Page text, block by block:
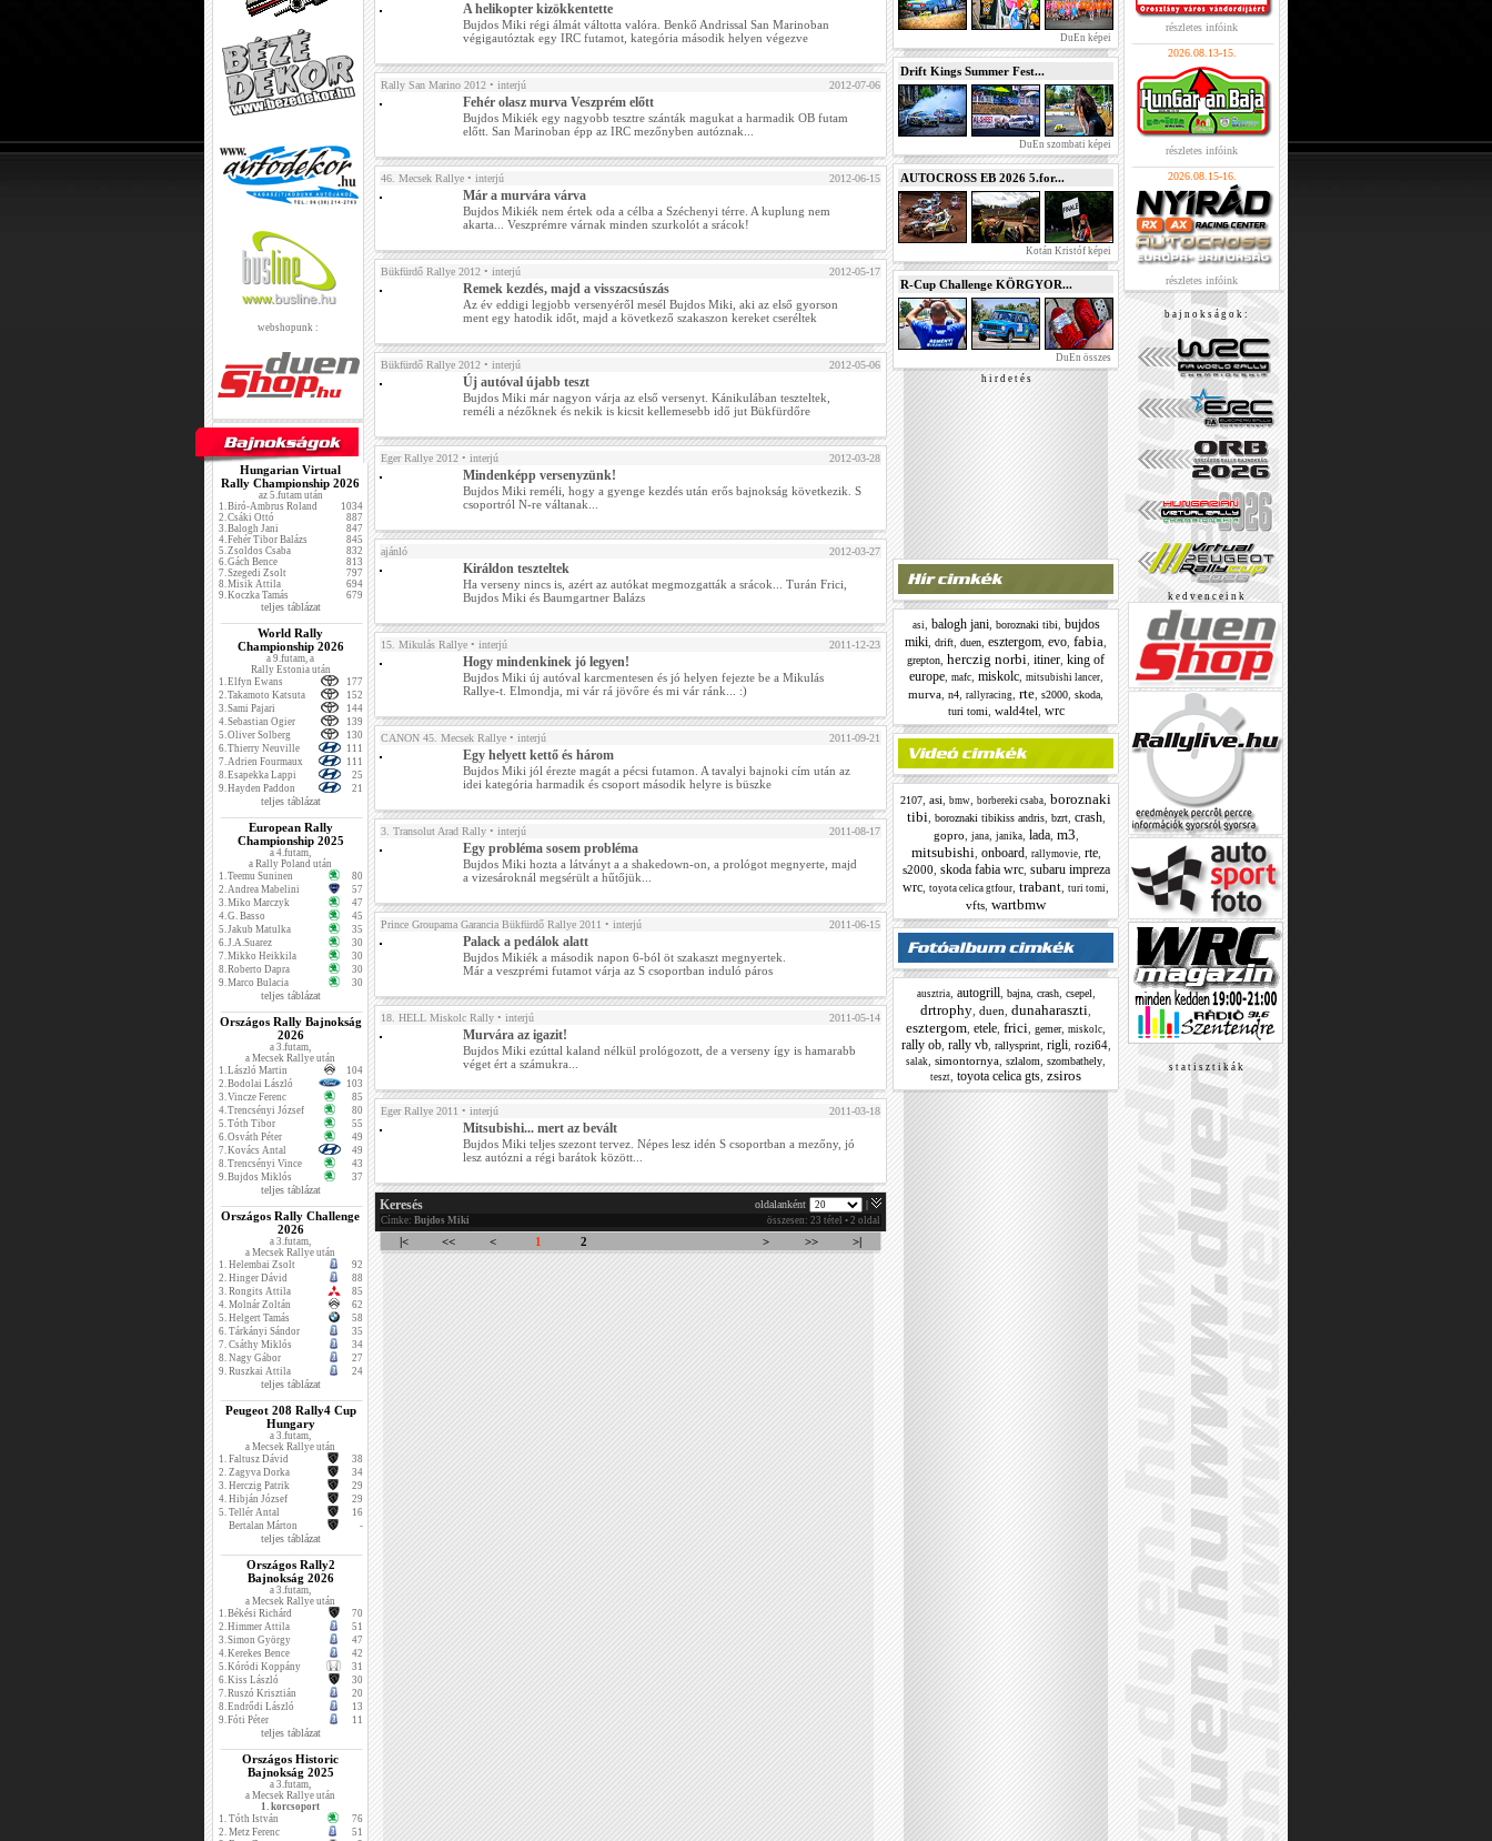
webshopunk :
Hungarian Virtual
Rally Championship 2026
az 5.futam után
1.Biró-Ambrus Roland
1034
2.Csáki Ottó
887
3.Balogh Jani
847
4.Fehér Tibor Balázs
845
5.Zsoldos Csaba
832
6.Gách Bence
813
7.Szegedi Zsolt
797
8.Misik Attila
694
9.Koczka Tamás 679
teljes táblázat
World Rally
Championship 2026
a 9.futam, a
Rally Estonia után
1.Elfyn Ewans
177
2.Takamoto Katsuta
152
3.Sami Pajari
144
4.Sebastian Ogier
139
5.Oliver Solberg
130
6.Thierry Neuville
111
7.Adrien Fourmaux
111
8.Esapekka Lappi
25
9.Hayden Paddon 21
teljes táblázat
European Rally
Championship 2025
a 4.futam,
a Rally Poland után
1.Teemu Suninen
80
2.Andrea Mabelini
57
3.Miko Marczyk
47
4.G. Basso
45
5.Jakub Matulka
35
6.J.A.Suarez
30
7.Mikko Heikkila
30
8.Roberto Dapra
30
9.Marco Bulacia 30
teljes táblázat
Országos Rally Bajnokság
2026
a 3.futam,
a Mecsek Rallye után
1.László Martin
104
2.Bodolai László
103
3.Vincze Ferenc
85
4.Trencsényi József
80
5.Tóth Tibor
55
6.Osváth Péter
49
7.Kovács Antal
49
8.Trencsényi Vince
43
9.Bujdos Miklós 37
teljes táblázat
Országos Rally Challenge
2026
a 3.futam,
a Mecsek Rallye után
1. Helembai Zsolt
92
2. Hinger Dávid
88
3. Rongits Attila
85
4. Molnár Zoltán
62
5. Helgert Tamás
58
6. Tárkányi Sándor
35
7. Csáthy Miklós
34
8. Nagy Gábor
27
9. Ruszkai Attila 24
teljes táblázat
Peugeot 208 Rally4 Cup
Hungary
a 3.futam,
a Mecsek Rallye után
1. Faltusz Dávid
38
2. Zagyva Dorka
34
3. Herczig Patrik
29
4. Hibján József
29
5. Tellér Antal
16
Bertalan Márton
-
teljes táblázat
Országos Rally2
Bajnokság 2026
a 3.futam,
a Mecsek Rallye után
1.Békési Richárd
70
2.Himmer Attila
51
3.Simon György
47
4.Kerekes Bence
42
5.Kóródi Koppány
31
6.Kiss László
30
7.Ruszó Krisztián
20
8.Endrődi László
13
9.Fóti Péter 11
teljes táblázat
Országos Historic
Bajnokság 2025
a 3.futam,
a Mecsek Rallye után
1. korcsoport
1. Tóth István
76
2. Metz Ferenc
51
A helikopter kizökkentette
Bujdos Miki régi álmát váltotta valóra. Benkő Andrissal San Marinoban
végigautóztak egy IRC futamot, kategória második helyen végezve
Rally San Marino 2012 • interjú 2012-07-06
Fehér olasz murva Veszprém előtt
Bujdos Mikiék egy nagyobb tesztre szánták magukat a harmadik OB futam
előtt. San Marinoban épp az IRC mezőnyben autóznak...
46. Mecsek Rallye • interjú 2012-06-15
Már a murvára várva
Bujdos Mikiék nem értek oda a célba a Széchenyi térre. A kuplung nem
akarta... Veszprémre várnak minden szurkolót a srácok!
Bükfürdő Rallye 2012 • interjú 2012-05-17
Remek kezdés, majd a visszacsúszás
Az év eddigi legjobb versenyéről mesél Bujdos Miki, aki az első gyorson
ment egy hatodik időt, majd a következő szakaszon kereket cseréltek
Bükfürdő Rallye 2012 • interjú 2012-05-06
Új autóval újabb teszt
Bujdos Miki már nagyon várja az első versenyt. Kánikulában teszteltek,
reméli a nézőknek és nekik is kicsit kellemesebb idő jut Bükfürdőre
Eger Rallye 2012 • interjú 2012-03-28
Mindenképp versenyzünk!
Bujdos Miki reméli, hogy a gyenge kezdés után erős bajnokság következik. S
csoportról N-re váltanak...
ajánló 2012-03-27
Királdon teszteltek
Ha verseny nincs is, azért az autókat megmozgatták a srácok... Turán Frici,
Bujdos Miki és Baumgartner Balázs
15. Mikulás Rallye • interjú 2011-12-23
Hogy mindenkinek jó legyen!
Bujdos Miki új autóval karcmentesen és jó helyen fejezte be a Mikulás
Rallye-t. Elmondja, mi vár rá jövőre és mi vár ránk... :)
CANON 45. Mecsek Rallye • interjú 2011-09-21
Egy helyett kettő és három
Bujdos Miki jól érezte magát a pécsi futamon. A tavalyi bajnoki cím után az
idei kategória harmadik és csoport második helyre is büszke
3. Transolut Arad Rally • interjú 2011-08-17
Egy probléma sosem probléma
Bujdos Miki hozta a látványt a a shakedown-on, a prológot megnyerte, majd
a vizesároknál megsérült a hűtőjük...
Prince Groupama Garancia Bükfürdő Rallye 2011 • interjú 2011-06-15
Palack a pedálok alatt
Bujdos Mikiék a második napon 6-ból öt szakaszt megnyertek.
Már a veszprémi futamot várja az S csoportban induló páros
18. HELL Miskolc Rally • interjú 2011-05-14
Murvára az igazit!
Bujdos Miki ezúttal kaland nélkül prológozott, de a verseny így is hamarabb
véget ért a számukra...
Eger Rallye 2011 • interjú 2011-03-18
Mitsubishi... mert az bevált
Bujdos Miki teljes szezont tervez. Népes lesz idén S csoportban a mezőny, jó
lesz autózni a régi barátok között...
Keresés oldalanként |
Címke: Bujdos Miki összesen: 23 tétel • 2 oldal
|< << < 1 2 > >> >|
DuEn képei
Drift Kings Summer Fest...
DuEn szombati képei
AUTOCROSS EB 2026 5.for...
Kotán Kristóf képei
R-Cup Challenge KÖRGYOR...
DuEn összes
h i r d e t é s
asi balogh jani, boroznaki tibi
bujdos
miki drift duen esztergom evo fabia
grepton herczig norbi itiner king of
europe, mafc, miskolc, mitsubishi lancer,
murva n4 rallyracing rte s2000 skoda
turi tomi wald4tel wrc
2107 asi bmw borbereki csaba boroznaki
tibi boroznaki tibikiss andris, bzrt, crash,
gopro
jana, janika, lada, m3
mitsubishi onboard rallymovie, rte,
s2000 skoda fabia wrc, subaru impreza
wrc toyota celica gtfour trabant turi tomi
vfts wartbmw
ausztria, autogrill bajna, crash, csepel
drtrophy duen dunaharaszti
esztergom etele frici gemer, miskolc
rally ob, rally vb, rallysprint, rigli, rozi64,
salak simontornya szlalom szombathely
teszt toyota celica gts zsiros
részletes infóink
2026.08.13-15.
részletes infóink
2026.08.15-16.
részletes infóink
b a j n o k s á g o k :
k e d v e n c e i n k
s t a t i s z t i k á k